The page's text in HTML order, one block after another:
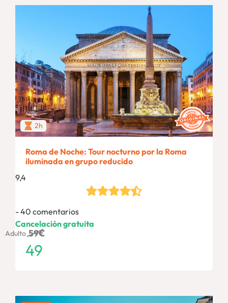
2h
Roma de Noche: Tour nocturno por la Roma
iluminada en grupo reducido
9,4
40 comentarios
Adulto 59€
49
Cancelación gratuita